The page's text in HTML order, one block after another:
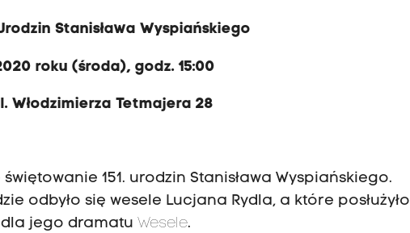
Stanisława Wyspiańskiego
roku (środa), godz. 15:00
Włodzimierza Tetmajera 28
151. urodzin Stanisława Wyspiańskiego.
odbyło się wesele Lucjana Rydla, a które posłużyło
dla jego dramatuWesele.